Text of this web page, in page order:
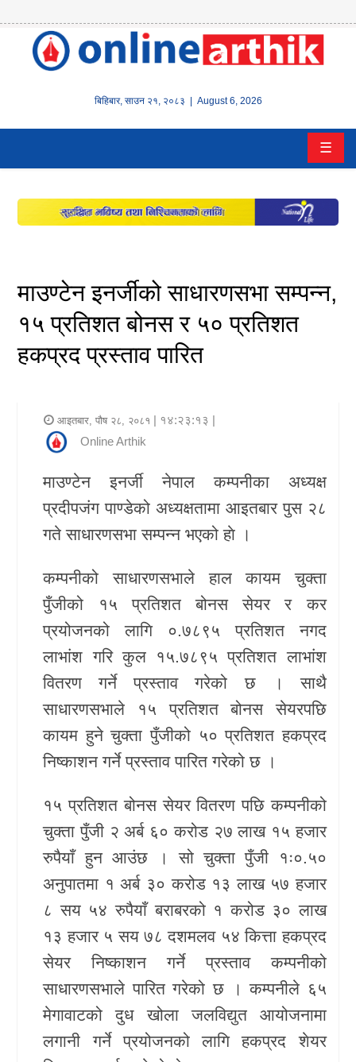
बिहिबार, साउन २१, २०८३ | August 6, 2026
होम
वित्त
इन्स्योरेन्स
पूँजीबजार
अटो
कला
राजनीति
भिडियो
समाचार
सूचना
प्रविधि
शिक्षा
स्वास्थ्य
खेलकुद
☰
माउण्टेन इनर्जीको साधारणसभा सम्पन्न,
१५ प्रतिशत बोनस र ५० प्रतिशत
हकप्रद प्रस्ताव पारित
आइतबार, पौष २८, २०८१ | १४:२३:१३ |
Online Arthik
माउण्टेन इनर्जी नेपाल कम्पनीका अध्यक्ष
प्रदीपजंग पाण्डेको अध्यक्षतामा आइतबार पुस २८
गते साधारणसभा सम्पन्न भएको हाे ।
कम्पनीको साधारणसभाले हाल कायम चुक्ता
पुँजीको १५ प्रतिशत बोनस सेयर र कर
प्रयोजनको लागि ०.७८९५ प्रतिशत नगद
लाभांश गरि कुल १५.७८९५ प्रतिशत लाभांश
वितरण गर्ने प्रस्ताव गरेको छ । साथै
साधारणसभाले १५ प्रतिशत बोनस सेयरपछि
कायम हुने चुक्ता पुँजीको ५० प्रतिशत हकप्रद
निष्काशन गर्ने प्रस्ताव पारित गरेको छ ।
१५ प्रतिशत बोनस सेयर वितरण पछि कम्पनीको
चुक्ता पुँजी २ अर्ब ६० करोड २७ लाख १५ हजार
रुपैयाँ हुन आउंछ । सो चुक्ता पुँजी १ः०.५०
अनुपातमा १ अर्ब ३० करोड १३ लाख ५७ हजार
८ सय ५४ रुपैयाँ बराबरको १ करोड ३० लाख
१३ हजार ५ सय ७८ दशमलव ५४ कित्ता हकप्रद
सेयर निष्काशन गर्ने प्रस्ताव कम्पनीको
साधारणसभाले पारित गरेको छ । कम्पनीले ६५
मेगावाटको दुध खोला जलविद्युत आयोजनामा
लगानी गर्ने प्रयोजनको लागि हकप्रद शेयर